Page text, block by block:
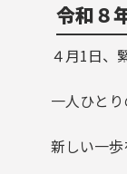
令和８
４月1日、
一人ひと
新しい一歩